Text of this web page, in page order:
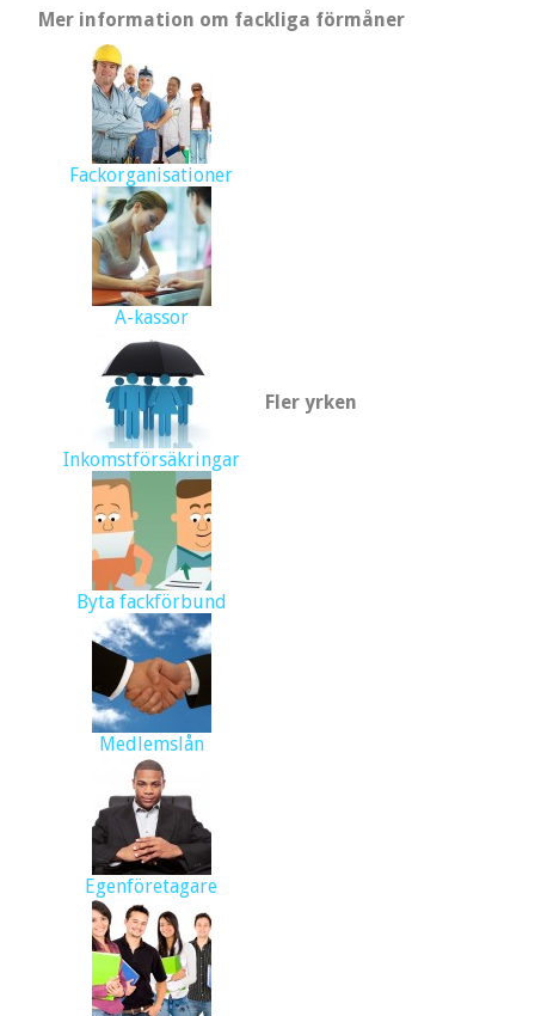
Mer information om fackliga förmåner
Fackorganisationer
A-kassor
Inkomstförsäkringar
Byta fackförbund
Medlemslån
Fler yrken
Egenföretagare